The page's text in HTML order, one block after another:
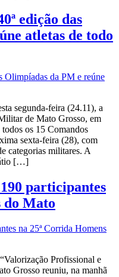
edição das
atletas de todo
segunda-feira (24.11), a
de Mato Grosso, em
os 15 Comandos
sexta-feira (28), com
categorias militares. A
[…]
participantes
do Mato
Profissional e
Grosso reuniu, na manhã